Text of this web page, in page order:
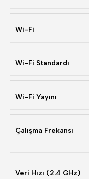
Wi-Fi
Wi-Fi Standardı
Wi-Fi Yayını
Çalışma Frekansı
Veri Hızı (2.4 GHz)